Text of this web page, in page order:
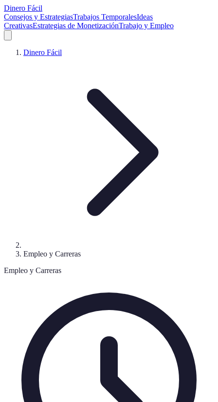
Dinero Fácil
Consejos y EstrategiasTrabajos TemporalesIdeas
CreativasEstrategias de MonetizaciónTrabajo y Empleo
Dinero Fácil
Empleo y Carreras
Empleo y Carreras